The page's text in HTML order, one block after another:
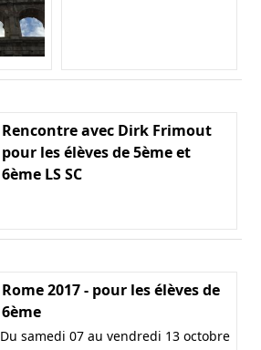
Rencontre avec Dirk Frimout
pour les élèves de 5ème et
6ème LS SC
Rome 2017 - pour les élèves de
6ème
Du samedi 07 au vendredi 13 octobre